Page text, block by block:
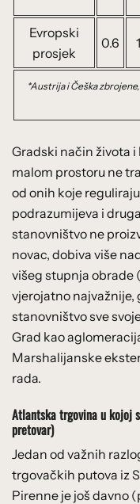
Evropski
prosjek
0.6
*Austrija i Češka
Gradski način života
malom prostoru ne
od onih koje
podrazumijeva i
stanovništvo ne
novac, dobiva više
višeg stupnja obrade
vjerojatno najvažnije,
stanovništvo sve
Grad kao
Marshalijanske
rada.
Atlantska trgovina u kojoj
pretovar)
Jedan od važnih
trgovačkih putova iz
Pirenne je još davno